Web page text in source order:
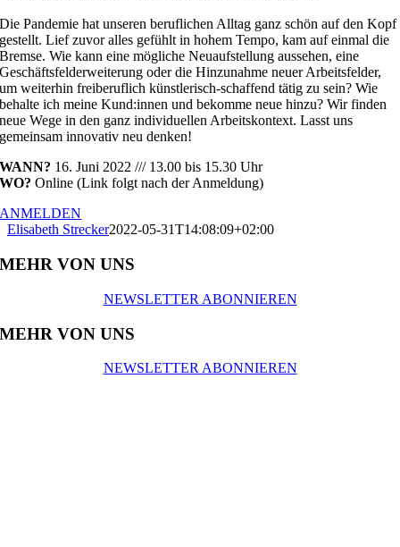
Die Pandemie hat unseren beruflichen Alltag ganz schön auf den Kopf
gestellt. Lief zuvor alles gefühlt in hohem Tempo, kam auf einmal die
Bremse. Wie kann eine mögliche Neuaufstellung aussehen, eine
Geschäftsfelderweiterung oder die Hinzunahme neuer Arbeitsfelder,
um weiterhin freiberuflich künstlerisch-schaffend tätig zu sein? Wie
behalte ich meine Kund:innen und bekomme neue hinzu? Wir finden
neue Wege in den ganz individuellen Arbeitskontext. Lasst uns
gemeinsam innovativ neu denken!
WANN? 16. Juni 2022 /// 13.00 bis 15.30 Uhr
WO? Online (Link folgt nach der Anmeldung)
ANMELDEN
Elisabeth Strecker2022-05-31T14:08:09+02:00
MEHR VON UNS
NEWSLETTER ABONNIEREN
MEHR VON UNS
NEWSLETTER ABONNIEREN